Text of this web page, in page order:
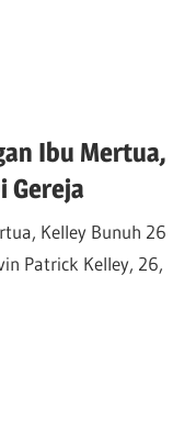
Ibu Mertua,
Gereja
Kelley Bunuh 26
Patrick Kelley, 26,